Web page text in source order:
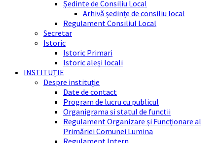
Ședinte de Consiliu Local
Arhivă ședințe de consiliu local
Regulament Consiliul Local
Secretar
Istoric
Istoric Primari
Istoric aleși locali
INSTITUȚIE
Despre instituție
Date de contact
Program de lucru cu publicul
Organigrama si statul de functii
Regulament Organizare și Funcționare al
Primăriei Comunei Lumina
Regulament Intern